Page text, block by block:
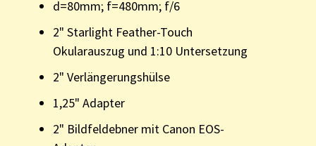
d=80mm; f=480mm; f/6
2" Starlight Feather-Touch
Okularauszug und 1:10 Untersetzung
2" Verlängerungshülse
1,25" Adapter
2" Bildfeldebner mit Canon EOS-